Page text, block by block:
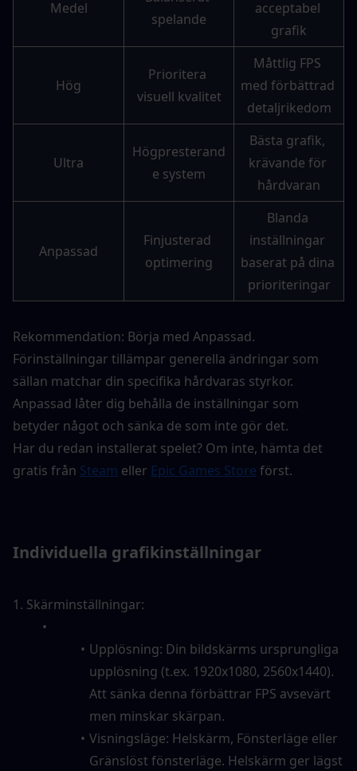
Medel
spelande
acceptabel
grafik
Hög
Prioritera
visuell kvalitet
Måttlig FPS
med förbättrad
detaljrikedom
Ultra
Högpresterand
e system
Bästa grafik,
krävande för
hårdvaran
Anpassad
Finjusterad
optimering
Blanda
inställningar
baserat på dina
prioriteringar
Rekommendation: Börja med Anpassad.
Förinställningar tillämpar generella ändringar som
sällan matchar din specifika hårdvaras styrkor.
Anpassad låter dig behålla de inställningar som
betyder något och sänka de som inte gör det.
Har du redan installerat spelet? Om inte, hämta det
gratis från Steam eller Epic Games Store först.
Individuella grafikinställningar
1. Skärminställningar:
Upplösning: Din bildskärms ursprungliga
upplösning (t.ex. 1920x1080, 2560x1440).
Att sänka denna förbättrar FPS avsevärt
men minskar skärpan.
Visningsläge: Helskärm, Fönsterläge eller
Gränslöst fönsterläge. Helskärm ger lägst